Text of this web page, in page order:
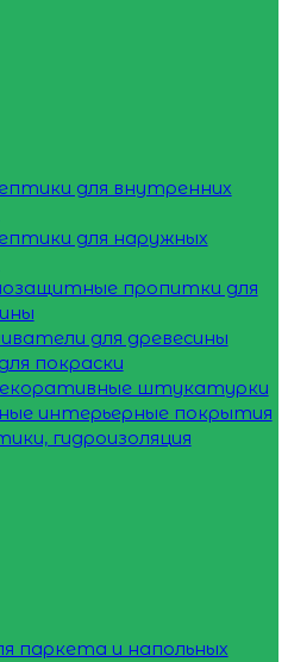
для внутренних
для наружных
пропитки для
для древесины
покраски
штукатурки
интерьерные покрытия
гидроизоляция
паркета и напольных